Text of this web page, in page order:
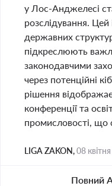
у Лос-Анджелесі
розслідування.
державних
підкреслюють
законодавчими
через потенційні
рішення
конференції та
промисловості, що
LIGA ZAKON,08
Повний